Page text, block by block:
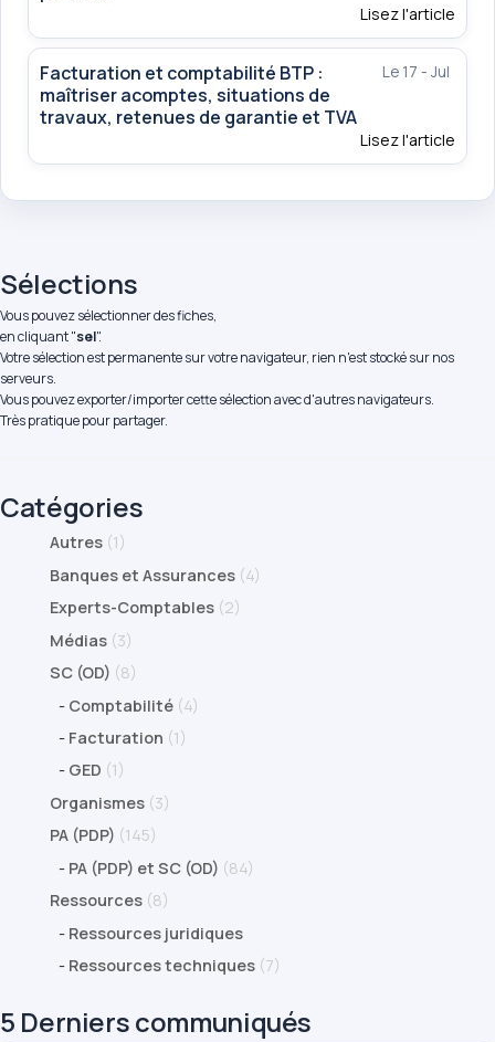
Lisez l'article
Le 17 - Jul
Facturation et comptabilité BTP :
maîtriser acomptes, situations de
travaux, retenues de garantie et TVA
Lisez l'article
Sélections
Vous pouvez sélectionner des fiches,
en cliquant "sel".
Votre sélection est permanente sur votre navigateur, rien n'est stocké sur nos
serveurs.
Vous pouvez exporter/importer cette sélection avec d'autres navigateurs.
Très pratique pour partager.
Catégories
Autres (1)
Banques et Assurances (4)
Experts-Comptables (2)
Médias (3)
SC (OD) (8)
- Comptabilité (4)
- Facturation (1)
- GED (1)
Organismes (3)
PA (PDP) (145)
- PA (PDP) et SC (OD) (84)
Ressources (8)
- Ressources juridiques
- Ressources techniques (7)
5 Derniers communiqués